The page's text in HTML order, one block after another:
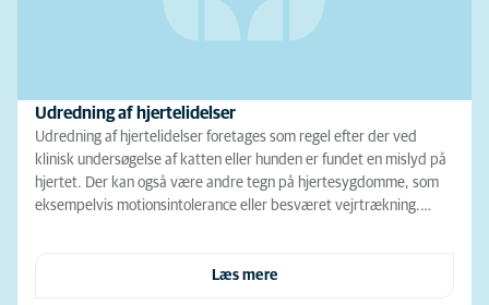
Udredning af hjertelidelser
Udredning af hjertelidelser foretages som regel efter der ved
klinisk undersøgelse af katten eller hunden er fundet en mislyd på
hjertet. Der kan også være andre tegn på hjertesygdomme, som
eksempelvis motionsintolerance eller besværet vejrtrækning.…
Læs mere